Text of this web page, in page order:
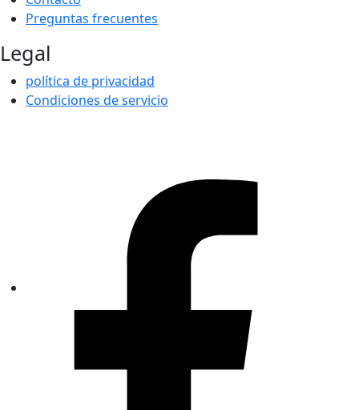
Preguntas frecuentes
Legal
política de privacidad
Condiciones de servicio